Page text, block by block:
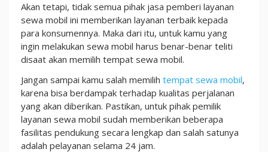
Akan tetapi, tidak semua pihak jasa pemberi layanan
sewa mobil ini memberikan layanan terbaik kepada
para konsumennya. Maka dari itu, untuk kamu yang
ingin melakukan sewa mobil harus benar-benar teliti
disaat akan memilih tempat sewa mobil.
Jangan sampai kamu salah memilih tempat sewa mobil,
karena bisa berdampak terhadap kualitas perjalanan
yang akan diberikan. Pastikan, untuk pihak pemilik
layanan sewa mobil sudah memberikan beberapa
fasilitas pendukung secara lengkap dan salah satunya
adalah pelayanan selama 24 jam.